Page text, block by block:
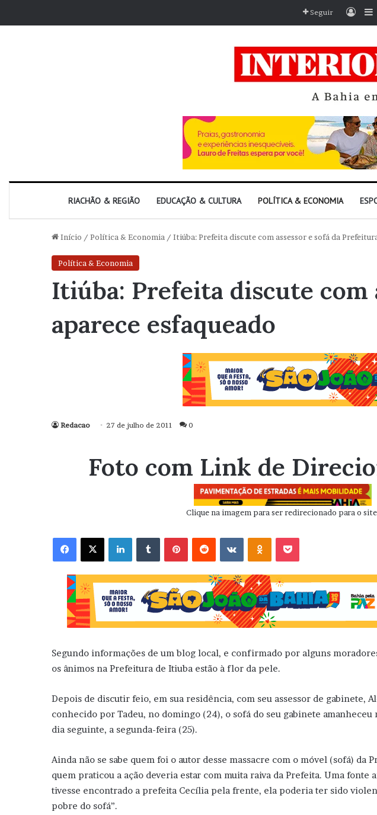
Seguir
RIACHÃO & REGIÃO EDUCAÇÃO & CULTURA POLÍTICA & ECONOMIA
Início / Política & Economia / Itiúba: Prefeita discute com assessor e sofá da
Política & Economia
Itiúba: Prefeita discute com
aparece esfaqueado
Redacao 27 de julho de 2011 0
Foto com Link de
Clique na imagem para ser redirecionado para o
Facebook X Linkedin VK OK
Segundo informações de um blog local, e confirmado por alguns
os ânimos na Prefeitura de Itiuba estão à flor da pele.
Depois de discutir feio, em sua residência, com seu assessor de gabinete,
conhecido por Tadeu, no domingo (24), o sofá do seu gabinete
dia seguinte, a segunda-feira (25).
Ainda não se sabe quem foi o autor desse massacre com o móvel (sofá) da
quem praticou a ação deveria estar com muita raiva da Prefeita. Uma fonte
tivesse encontrado a prefeita Cecília pela frente, ela poderia ter sido
pobre do sofá”.